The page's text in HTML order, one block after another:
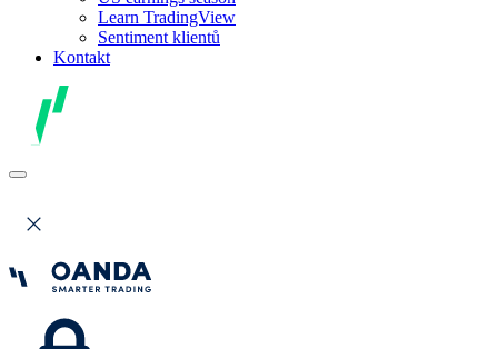
Learn TradingView
Sentiment klientů
Kontakt